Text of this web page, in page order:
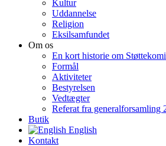
Kultur
Uddannelse
Religion
Eksilsamfundet
Om os
En kort historie om
Formål
Aktiviteter
Bestyrelsen
Vedtægter
Referat fra generalforsamling
Butik
English
Kontakt